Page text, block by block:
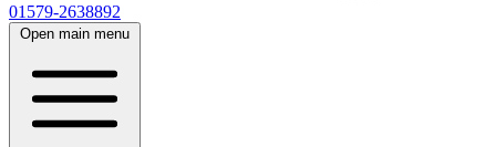
01579-2638892
Open main menu